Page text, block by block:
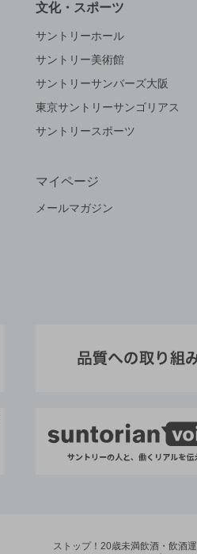
文化・スポーツ
サントリーホール
サントリー美術館
サントリーサンバーズ大阪
東京サントリーサンゴリアス
サントリースポーツ
マイページ
メールマガジン
ストップ！20歳未満飲酒・飲酒運